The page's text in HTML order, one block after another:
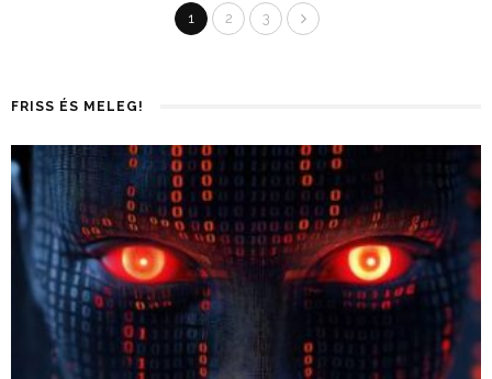
1 2 3
FRISS ÉS MELEG!